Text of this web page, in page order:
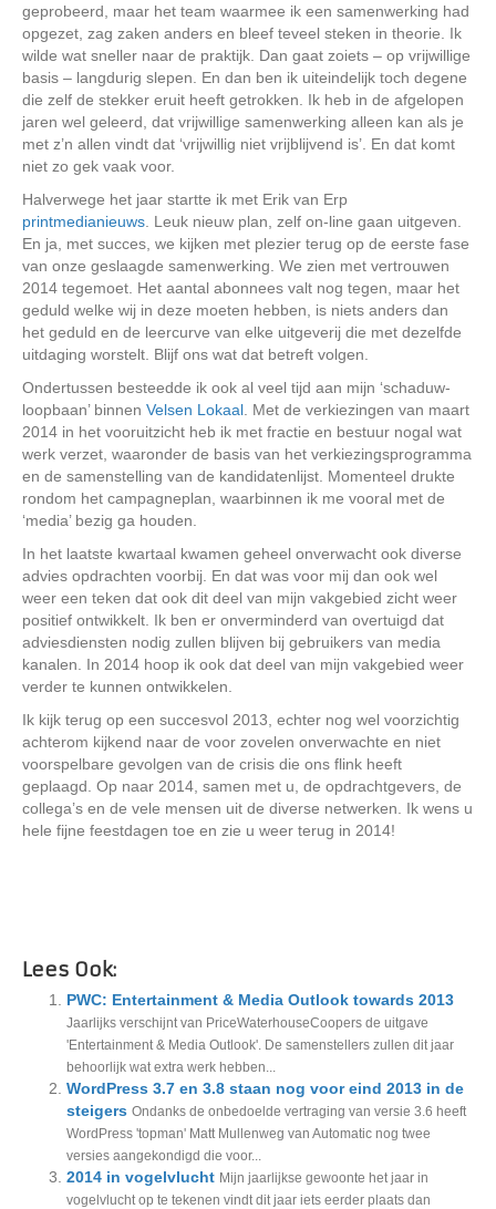
geprobeerd, maar het team waarmee ik een samenwerking had
opgezet, zag zaken anders en bleef teveel steken in theorie. Ik
wilde wat sneller naar de praktijk. Dan gaat zoiets – op vrijwillige
basis – langdurig slepen. En dan ben ik uiteindelijk toch degene
die zelf de stekker eruit heeft getrokken. Ik heb in de afgelopen
jaren wel geleerd, dat vrijwillige samenwerking alleen kan als je
met z’n allen vindt dat ‘vrijwillig niet vrijblijvend is’. En dat komt
niet zo gek vaak voor.
Halverwege het jaar startte ik met Erik van Erp
printmedianieuws . Leuk nieuw plan, zelf on-line gaan uitgeven.
En ja, met succes, we kijken met plezier terug op de eerste fase
van onze geslaagde samenwerking. We zien met vertrouwen
2014 tegemoet. Het aantal abonnees valt nog tegen, maar het
geduld welke wij in deze moeten hebben, is niets anders dan
het geduld en de leercurve van elke uitgeverij die met dezelfde
uitdaging worstelt. Blijf ons wat dat betreft volgen.
Ondertussen besteedde ik ook al veel tijd aan mijn ‘schaduw-
loopbaan’ binnen Velsen Lokaal . Met de verkiezingen van maart
2014 in het vooruitzicht heb ik met fractie en bestuur nogal wat
werk verzet, waaronder de basis van het verkiezingsprogramma
en de samenstelling van de kandidatenlijst. Momenteel drukte
rondom het campagneplan, waarbinnen ik me vooral met de
‘media’ bezig ga houden.
In het laatste kwartaal kwamen geheel onverwacht ook diverse
advies opdrachten voorbij. En dat was voor mij dan ook wel
weer een teken dat ook dit deel van mijn vakgebied zicht weer
positief ontwikkelt. Ik ben er onverminderd van overtuigd dat
adviesdiensten nodig zullen blijven bij gebruikers van media
kanalen. In 2014 hoop ik ook dat deel van mijn vakgebied weer
verder te kunnen ontwikkelen.
Ik kijk terug op een succesvol 2013, echter nog wel voorzichtig
achterom kijkend naar de voor zovelen onverwachte en niet
voorspelbare gevolgen van de crisis die ons flink heeft
geplaagd. Op naar 2014, samen met u, de opdrachtgevers, de
collega’s en de vele mensen uit de diverse netwerken. Ik wens u
hele fijne feestdagen toe en zie u weer terug in 2014!
Lees Ook:
PWC: Entertainment & Media Outlook towards 2013
Jaarlijks verschijnt van PriceWaterhouseCoopers de uitgave
'Entertainment & Media Outlook'. De samenstellers zullen dit jaar
behoorlijk wat extra werk hebben...
WordPress 3.7 en 3.8 staan nog voor eind 2013 in de
steigers Ondanks de onbedoelde vertraging van versie 3.6 heeft
WordPress 'topman' Matt Mullenweg van Automatic nog twee
versies aangekondigd die voor...
2014 in vogelvlucht Mijn jaarlijkse gewoonte het jaar in
vogelvlucht op te tekenen vindt dit jaar iets eerder plaats dan